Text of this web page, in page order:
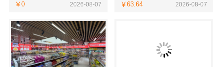
￥0 2026-08-07 ￥63.64 2026-08-07